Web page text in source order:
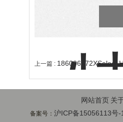
上一篇 : 186006172XSelect
网站首页 关
备案号：沪ICP备15056113号-